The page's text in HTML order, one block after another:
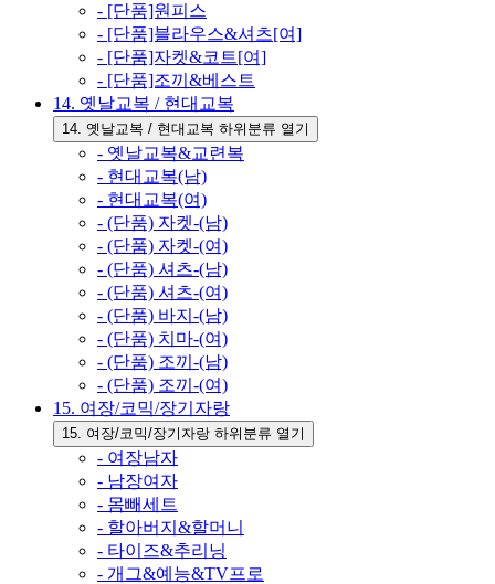
- [단품]원피스
- [단품]블라우스&셔츠[여]
- [단품]자켓&코트[여]
- [단품]조끼&베스트
14. 옛날교복 / 현대교복
14. 옛날교복 / 현대교복 하위분류 열기
- 옛날교복&교련복
- 현대교복(남)
- 현대교복(여)
- (단품) 자켓-(남)
- (단품) 자켓-(여)
- (단품) 셔츠-(남)
- (단품) 셔츠-(여)
- (단품) 바지-(남)
- (단품) 치마-(여)
- (단품) 조끼-(남)
- (단품) 조끼-(여)
15. 여장/코믹/장기자랑
15. 여장/코믹/장기자랑 하위분류 열기
- 여장남자
- 남장여자
- 몸빼세트
- 할아버지&할머니
- 타이즈&추리닝
- 개그&예능&TV프로